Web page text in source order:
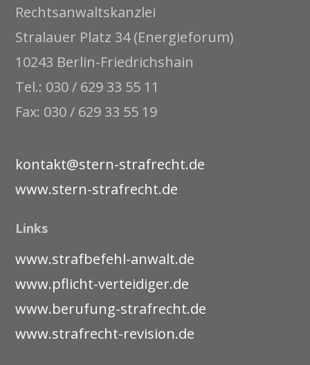
Rechtsanwaltskanzlei
Stralauer Platz 34 (Energieforum)
10243 Berlin-Friedrichshain
Tel.: 030 / 629 33 55 11
Fax: 030 / 629 33 55 19
kontakt@stern-strafrecht.de
www.stern-strafrecht.de
Links
www.strafbefehl-anwalt.de
www.pflicht-verteidiger.de
www.berufung-strafrecht.de
www.strafrecht-revision.de